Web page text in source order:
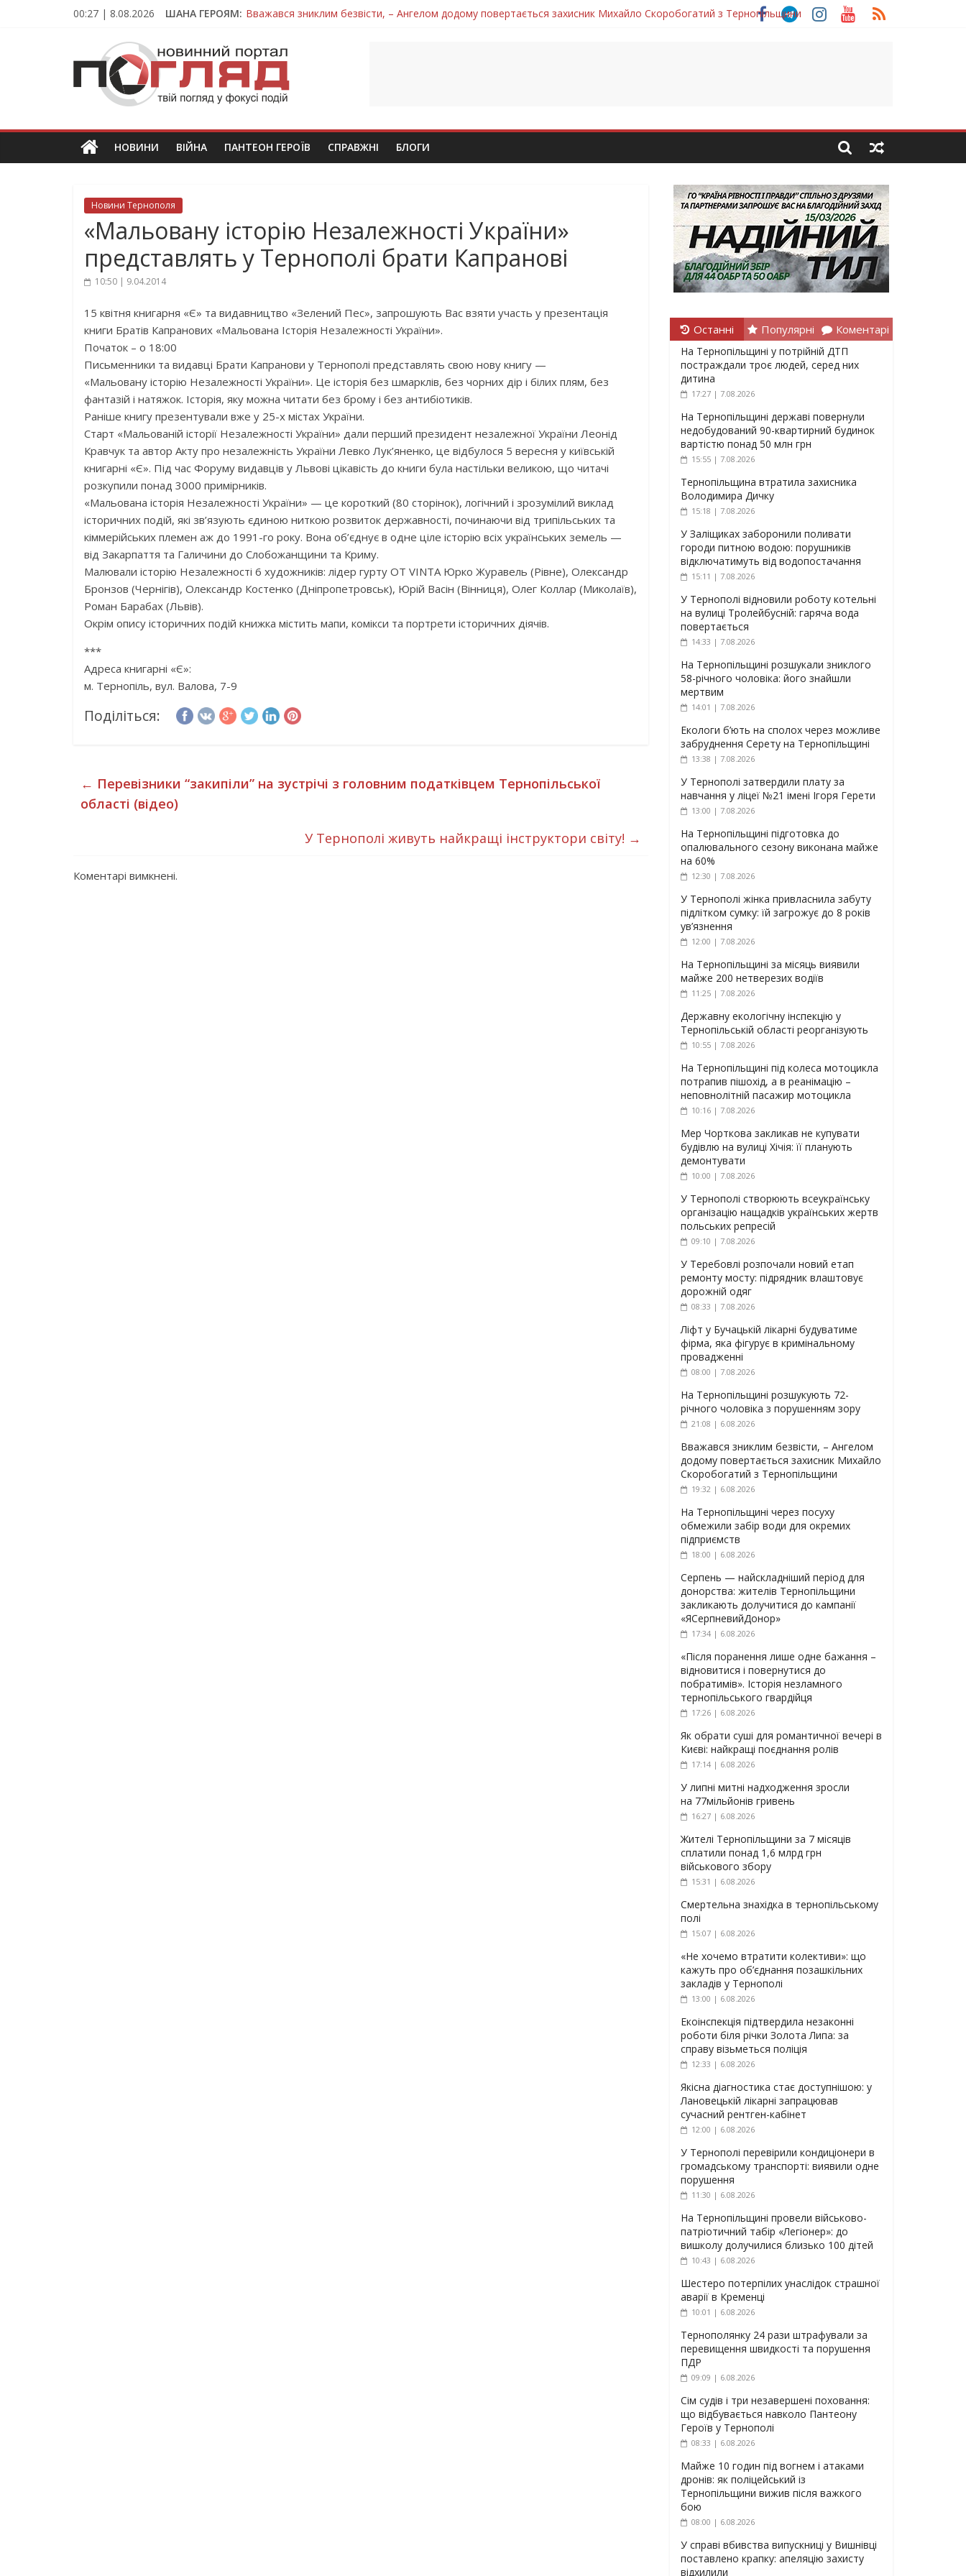
00:27 | 8.08.2026 ШАНА ГЕРОЯМ: Вважався зниклим безвісти, – Ангелом додому повертається захисник Михайло Скоробогатий з Тернопільщини
Тернопільщина втратила захисника Володимира Вельму
Захисник з Тернопільщини Петро Федів повертається до рідного дому «на щиті»
Тернопільщина втратила захисника Володимира Дичку
ПОГЛЯД
Новини
Тернополя.
новини
та
НОВИНИ ВІЙНА ПАНТЕОН ГЕРОЇВ СПРАВЖНІ БЛОГИ
Новини Тернополя
«Мальовану історію Незалежності України»
представлять у Тернополі брати Капранові
10:50 | 9.04.2014
15 квітня книгарня «Є» та видавництво «Зелений Пес», запрошують Вас взяти участь у презентація
книги Братів Капранових «Мальована Історія Незалежності України».
Початок – о 18:00
Письменники та видавці Брати Капранови у Тернополі представлять свою нову книгу —
«Мальовану історію Незалежності України». Це історія без шмарклів, без чорних дір і білих плям, без
фантазій і натяжок. Історія, яку можна читати без брому і без антибіотиків.
Раніше книгу презентували вже у 25-х містах України.
Старт «Мальованій історії Незалежності України» дали перший президент незалежної України Леонід
Кравчук та автор Акту про незалежність України Левко Лук’яненко, це відбулося 5 вересня у київській
книгарні «Є». Під час Форуму видавців у Львові цікавість до книги була настільки великою, що читачі
розкупили понад 3000 примірників.
«Мальована історія Незалежності України» — це короткий (80 сторінок), логічний і зрозумілий виклад
історичних подій, які зв’язують єдиною ниткою розвиток державності, починаючи від трипільських та
кіммерійських племен аж до 1991-го року. Вона об’єднує в одне ціле історію всіх українських земель —
від Закарпаття та Галичини до Слобожанщини та Криму.
Малювали історію Незалежності 6 художників: лідер гурту OT VINTA Юрко Журавель (Рівне), Олександр
Бронзов (Чернігів), Олександр Костенко (Дніпропетровськ), Юрій Васін (Вінниця), Олег Коллар (Миколаїв),
Роман Барабах (Львів).
Окрім опису історичних подій книжка містить мапи, комікси та портрети історичних діячів.
***
Адреса книгарні «Є»:
м. Тернопіль, вул. Валова, 7-9
Поділіться:
← Перевізники “закипіли” на зустрічі з головним податківцем Тернопільської
області (відео)
У Тернополі живуть найкращі інструктори світу! →
Коментарі вимкнені.
Останні Популярні Коментарі
На Тернопільщині у потрійній ДТП
постраждали троє людей, серед них
дитина
17:27 | 7.08.2026
На Тернопільщині державі повернули
недобудований 90-квартирний будинок
вартістю понад 50 млн грн
15:55 | 7.08.2026
Тернопільщина втратила захисника
Володимира Дичку
15:18 | 7.08.2026
У Заліщиках заборонили поливати
городи питною водою: порушників
відключатимуть від водопостачання
15:11 | 7.08.2026
У Тернополі відновили роботу котельні
на вулиці Тролейбусній: гаряча вода
повертається
14:33 | 7.08.2026
На Тернопільщині розшукали зниклого
58-річного чоловіка: його знайшли
мертвим
14:01 | 7.08.2026
Екологи б’ють на сполох через можливе
забруднення Серету на Тернопільщині
13:38 | 7.08.2026
У Тернополі затвердили плату за
навчання у ліцеї №21 імені Ігоря Герети
13:00 | 7.08.2026
На Тернопільщині підготовка до
опалювального сезону виконана майже
на 60%
12:30 | 7.08.2026
У Тернополі жінка привласнила забуту
підлітком сумку: їй загрожує до 8 років
ув’язнення
12:00 | 7.08.2026
На Тернопільщині за місяць виявили
майже 200 нетверезих водіїв
11:25 | 7.08.2026
Державну екологічну інспекцію у
Тернопільській області реорганізують
10:55 | 7.08.2026
На Тернопільщині під колеса мотоцикла
потрапив пішохід, а в реанімацію –
неповнолітній пасажир мотоцикла
10:16 | 7.08.2026
Мер Чорткова закликав не купувати
будівлю на вулиці Хічія: її планують
демонтувати
10:00 | 7.08.2026
У Тернополі створюють всеукраїнську
організацію нащадків українських жертв
польських репресій
09:10 | 7.08.2026
У Теребовлі розпочали новий етап
ремонту мосту: підрядник влаштовує
дорожній одяг
08:33 | 7.08.2026
Ліфт у Бучацькій лікарні будуватиме
фірма, яка фігурує в кримінальному
провадженні
08:00 | 7.08.2026
На Тернопільщині розшукують 72-
річного чоловіка з порушенням зору
21:08 | 6.08.2026
Вважався зниклим безвісти, – Ангелом
додому повертається захисник Михайло
Скоробогатий з Тернопільщини
19:32 | 6.08.2026
На Тернопільщині через посуху
обмежили забір води для окремих
підприємств
18:00 | 6.08.2026
Серпень — найскладніший період для
донорства: жителів Тернопільщини
закликають долучитися до кампанії
«ЯСерпневийДонор»
17:34 | 6.08.2026
«Після поранення лише одне бажання –
відновитися і повернутися до
побратимів». Історія незламного
тернопільського гвардійця
17:26 | 6.08.2026
Як обрати суші для романтичної вечері в
Києві: найкращі поєднання ролів
17:14 | 6.08.2026
У липні митні надходження зросли
на 77мільйонів гривень
16:27 | 6.08.2026
Жителі Тернопільщини за 7 місяців
сплатили понад 1,6 млрд грн
військового збору
15:31 | 6.08.2026
Смертельна знахідка в тернопільському
полі
15:07 | 6.08.2026
«Не хочемо втратити колективи»: що
кажуть про об’єднання позашкільних
закладів у Тернополі
13:00 | 6.08.2026
Екоінспекція підтвердила незаконні
роботи біля річки Золота Липа: за
справу візьметься поліція
12:33 | 6.08.2026
Якісна діагностика стає доступнішою: у
Лановецькій лікарні запрацював
сучасний рентген-кабінет
12:00 | 6.08.2026
У Тернополі перевірили кондиціонери в
громадському транспорті: виявили одне
порушення
11:30 | 6.08.2026
На Тернопільщині провели військово-
патріотичний табір «Легіонер»: до
вишколу долучилися близько 100 дітей
10:43 | 6.08.2026
Шестеро потерпілих унаслідок страшної
аварії в Кременці
10:01 | 6.08.2026
Тернополянку 24 рази штрафували за
перевищення швидкості та порушення
ПДР
09:09 | 6.08.2026
Сім судів і три незавершені поховання:
що відбувається навколо Пантеону
Героїв у Тернополі
08:33 | 6.08.2026
Майже 10 годин під вогнем і атаками
дронів: як поліцейський із
Тернопільщини вижив після важкого
бою
08:00 | 6.08.2026
У справі вбивства випускниці у Вишнівці
поставлено крапку: апеляцію захисту
відхилили